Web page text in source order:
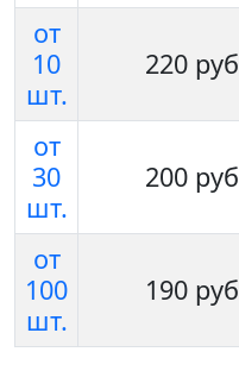
от
10
шт.
220 руб
от
30
шт.
200 руб
от
100
шт.
190 руб